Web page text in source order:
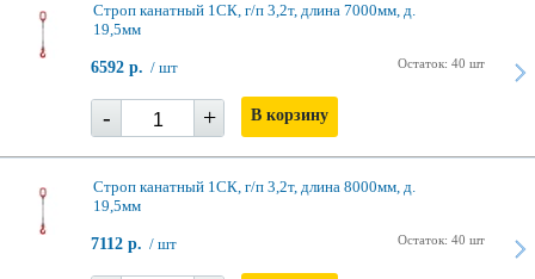
Строп канатный 1СК, г/п 3,2т, длина 7000мм, д.
19,5мм
Остаток: 40 шт
6592 р. / шт
- + В корзину
Строп канатный 1СК, г/п 3,2т, длина 8000мм, д.
19,5мм
Остаток: 40 шт
7112 р. / шт